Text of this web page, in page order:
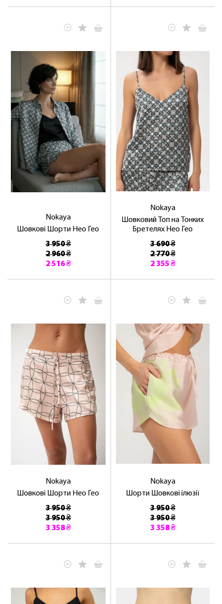
Nokaya
Шовкові Шорти Нео Гео
3 950 ₴
2 960 ₴
2 516 ₴
Nokaya
Шовковий Топ на Тонких
Бретелях Нео Гео
3 690 ₴
2 770 ₴
2 355 ₴
Nokaya
Шовкові Шорти Нео Гео
3 950 ₴
3 950 ₴
3 358 ₴
Nokaya
Шорти Шовкові ілюзії
3 950 ₴
3 950 ₴
3 358 ₴
ЛАСКАВО ПРОСИМО ДО
NOSOVSKI.COM! ПРИЙМІТЬ ВІД НАС
ПРИВІТНИЙ БОНУС - ЗНИЖКУ НА
ПЕРШЕ ПОКУПКУ